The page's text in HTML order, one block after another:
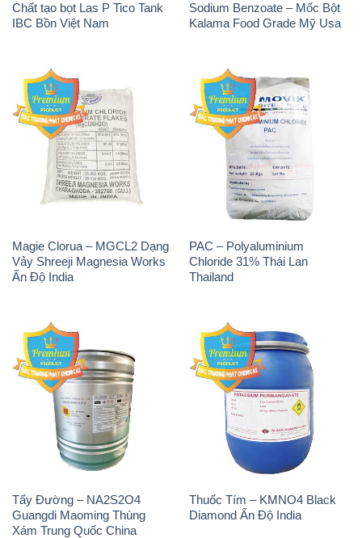
Chất tạo bọt Las P Tico Tank
IBC Bồn Việt Nam
Sodium Benzoate – Mốc Bột
Kalama Food Grade Mỹ Usa
Magie Clorua – MGCL2 Dạng
Vảy Shreeji Magnesia Works
Ấn Độ India
PAC – Polyaluminium
Chloride 31% Thái Lan
Thailand
Tẩy Đường – NA2S2O4
Guangdi Maoming Thùng
Xám Trung Quốc China
Thuốc Tím – KMNO4 Black
Diamond Ấn Độ India